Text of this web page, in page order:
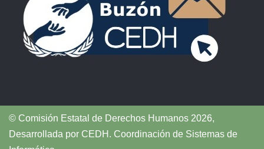
© Comisión Estatal de Derechos Humanos 2026,
Desarrollada por CEDH . Coordinación de Sistemas de